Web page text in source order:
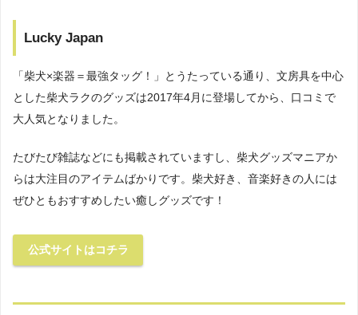
Lucky Japan
「柴犬×楽器＝最強タッグ！」とうたっている通り、文房具を中心
とした柴犬ラクのグッズは2017年4月に登場してから、口コミで
大人気となりました。
たびたび雑誌などにも掲載されていますし、柴犬グッズマニアか
らは大注目のアイテムばかりです。柴犬好き、音楽好きの人には
ぜひともおすすめしたい癒しグッズです！
公式サイトはコチラ